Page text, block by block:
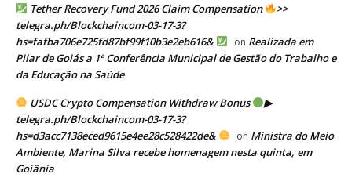
Tether Recovery Fund 2026 Claim Compensation
>>
telegra.ph/Blockchaincom-03-17-3?
hs=fafba706e725fd87bf99f10b3e2eb616&
on Realizada em
Pilar de Goiás a 1ª Conferência Municipal de Gestão do Trabalho e
da Educação na Saúde
USDC Crypto Compensation Withdraw Bonus
▶
telegra.ph/Blockchaincom-03-17-3?
hs=d3acc7138eced9615e4ee28c528422de&
on Ministra do Meio
Ambiente, Marina Silva recebe homenagem nesta quinta, em
Goiânia